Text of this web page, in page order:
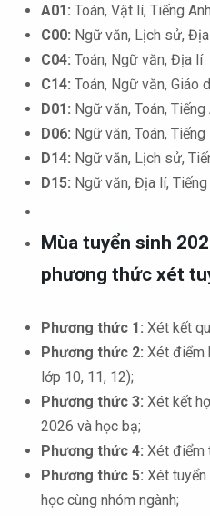
A01: Toán, Vật lí, Tiếng Anh
C00: Ngữ văn, Lịch sử,
C04: Toán, Ngữ văn, Địa lí
C14: Toán, Ngữ văn, Giáo
D01: Ngữ văn, Toán, Tiếng
D06: Ngữ văn, Toán,
D14: Ngữ văn, Lịch sử,
D15: Ngữ văn, Địa lí, Tiếng
Mùa tuyển sinh
phương thức xét
Phương thức 1: Xét kết
Phương thức 2: Xét điểm
lớp 10, 11, 12);
Phương thức 3: Xét kết
2026 và học bạ;
Phương thức 4: Xét điểm
Phương thức 5: Xét tuyển
học cùng nhóm ngành;